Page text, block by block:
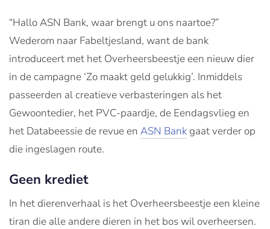
“Hallo ASN Bank, waar brengt u ons naartoe?”
Wederom naar Fabeltjesland, want de bank
introduceert met het Overheersbeestje een nieuw dier
in de campagne ‘Zo maakt geld gelukkig’. Inmiddels
passeerden al creatieve verbasteringen als het
Gewoontedier, het PVC-paardje, de Eendagsvlieg en
het Databeessie de revue en ASN Bankgaat verder op
die ingeslagen route.
Geen krediet
In het dierenverhaal is het Overheersbeestje een kleine
tiran die alle andere dieren in het bos wil overheersen.